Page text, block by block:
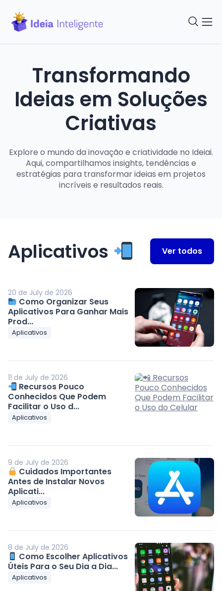
Transformando
Ideias em Soluções
Criativas
Explore o mundo da inovação e criatividade no Ideiai.
Aqui, compartilhamos insights, tendências e
estratégias para transformar ideias em projetos
incríveis e resultados reais.
Aplicativos Ver todos
20 de July de 2026
Como Organizar Seus
Aplicativos Para Ganhar Mais
Prod...
Aplicativos
11 de July de 2026
Recursos Pouco
Conhecidos Que Podem
Facilitar o Uso d...
Aplicativos
9 de July de 2026
Cuidados Importantes
Antes de Instalar Novos
Aplicati...
Aplicativos
8 de July de 2026
Como Escolher Aplicativos
Úteis Para o Seu Dia a Dia...
Aplicativos